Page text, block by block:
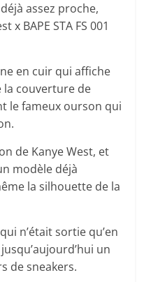
assez proche,
BAPE STA FS 001
en cuir qui affiche
la couverture de
le fameux ourson qui
de Kanye West, et
modèle déjà
la silhouette de la
n’était sortie qu’en
un
de sneakers.